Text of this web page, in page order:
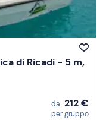
di Ricadi - 5 m,
da 212 €
per gruppo